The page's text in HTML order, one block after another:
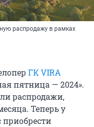
распродажу в рамках
ГК VIRA
пятница — 2024».
распродажи,
Теперь у